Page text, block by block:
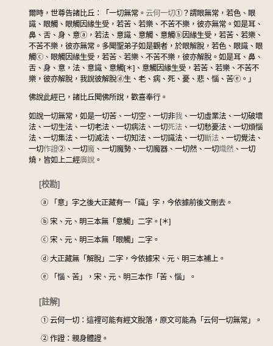
爾時，世尊告諸比丘：「一切無常。 云何一切① ？謂眼無常，若色、眼
識、眼觸、眼觸因緣生受，若苦、若樂、不苦不樂，彼亦無常。如是耳、
鼻、舌、身、意ⓐ ，若法、意識、意觸、意觸ⓑ因緣生受，若苦、若樂、
不苦不樂，彼亦無常。多聞聖弟子如是觀者，於眼解脫，若色、眼識、眼
觸ⓒ 、眼觸因緣生受，若苦、若樂、不苦不樂，彼亦解脫。如是耳、鼻、
舌、身、意，法、意識、意觸[＊]、意觸因緣生受，若苦、若樂、不苦不
樂，彼亦解脫，我說彼解脫ⓓ生、老、病、死、憂、悲、惱、苦ⓔ 。」
佛說此經已，諸比丘聞佛所說，歡喜奉行。
如說一切無常，如是一切苦、一切空、一切非我 、一切虛業法、一切破壞
法、一切生法、一切老法、一切病法、一切死法 、一切愁憂法、一切煩惱
法、一切集法、一切滅法、一切知法、一切識法、一切斷法 、一切覺法、
一切作證② 、一切魔 、一切魔勢、一切魔器、一切然、一切熾然 、一切
燒，皆如上二經廣說 。
[校勘]
ⓐ 「意」字之後大正藏有一「識」字，今依據前後文刪去。
ⓑ 宋、元、明三本無「意觸」二字。[＊]
ⓒ 宋、元、明三本無「眼觸」二字。
ⓓ 大正藏無「解脫」二字，今依據宋、元、明三本補上。
ⓔ 「惱、苦」，宋、元、明三本作「苦、惱」。
[註解]
① 云何一切：這裡可能有經文脫落，原文可能為「云何一切無常」。
② 作證：親身體證。